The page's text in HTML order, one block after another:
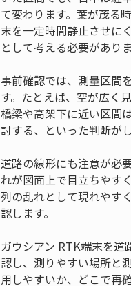
て変わります。葉が茂る
末を一定時間静止させに
として考える必要がありま
事前確認では、測量区間
す。たとえば、空が広く
橋梁や高架下に近い区間
討する、といった判断が
道路の線形にも注意が必
れが図面上で目立ちやす
列の乱れとして現れやす
認します。
ガウシアン RTK端末を
認し、測りやすい場所と
用しやすいか、どこで再